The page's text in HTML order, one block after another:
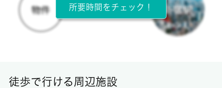
所在階
3階 / 3階建
所要時間をチェック！
徒歩で行ける周辺施設